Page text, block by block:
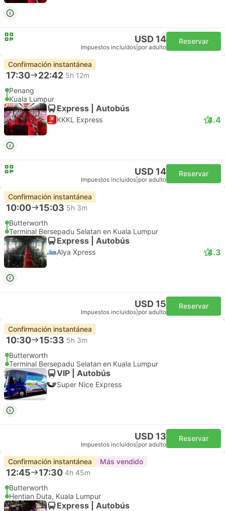
USD 14
Impuestos incluidos por adulto
Reservar
Confirmación instantánea
17:30 22:42 5h 12m
Penang
Kuala Lumpur
Express | Autobús
KKKL Express 4.4
USD 14
Impuestos incluidos por adulto
Reservar
Confirmación instantánea
10:00 15:03 5h 3m
Butterworth
Terminal Bersepadu Selatan en Kuala Lumpur
Express | Autobús
Alya Xpress 4.3
USD 15
Impuestos incluidos por adulto
Reservar
Confirmación instantánea
10:30 15:33 5h 3m
Butterworth
Terminal Bersepadu Selatan en Kuala Lumpur
VIP | Autobús
Super Nice Express
USD 13
Impuestos incluidos por adulto
Reservar
Confirmación instantánea Más vendido
12:45 17:30 4h 45m
Butterworth
Hentian Duta, Kuala Lumpur
Express | Autobús